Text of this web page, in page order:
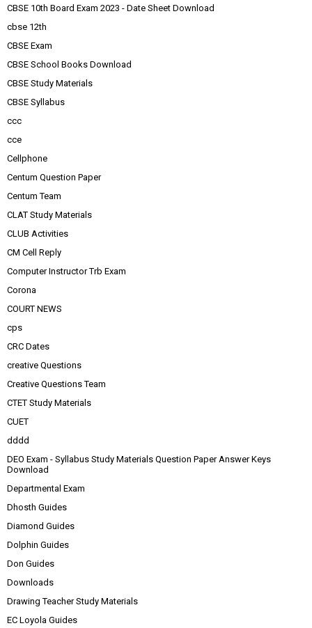
CBSE 10th Board Exam 2023 - Date Sheet Download
cbse 12th
CBSE Exam
CBSE School Books Download
CBSE Study Materials
CBSE Syllabus
ccc
cce
Cellphone
Centum Question Paper
Centum Team
CLAT Study Materials
CLUB Activities
CM Cell Reply
Computer Instructor Trb Exam
Corona
COURT NEWS
cps
CRC Dates
creative Questions
Creative Questions Team
CTET Study Materials
CUET
dddd
DEO Exam - Syllabus Study Materials Question Paper Answer Keys
Download
Departmental Exam
Dhosth Guides
Diamond Guides
Dolphin Guides
Don Guides
Downloads
Drawing Teacher Study Materials
EC Loyola Guides